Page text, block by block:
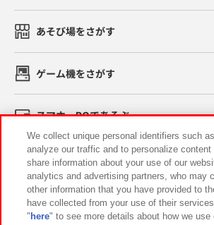
あそび場をさがす
ゲーム機をさがす
スマホ・PCであそぶ
イベント・キャンペーン
We collect unique personal identifiers such
analyze our traffic and to personalize content
share information about your use of our
analytics and advertising partners, who may
other information that you have provided to
have collected from your use of their
" here" to see more details about how we use